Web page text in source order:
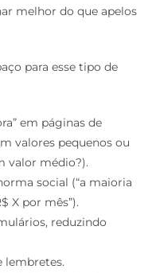
melhor do que apelos
para esse tipo de
em páginas de
valores pequenos ou
valor médio?).
social (“a maioria
X por mês”).
reduzindo
lembretes.